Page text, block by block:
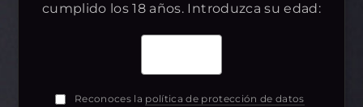
CAST OFF
cumplido los 18 años. Introduzca su edad:
Reconoces la política de protección de datos